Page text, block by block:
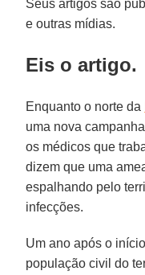
Seus artigos são
e outras mídias.
Eis o artigo.
Enquanto o norte da
uma nova
os médicos que
dizem que uma
espalhando pelo
infecções.
Um ano após o
população civil do